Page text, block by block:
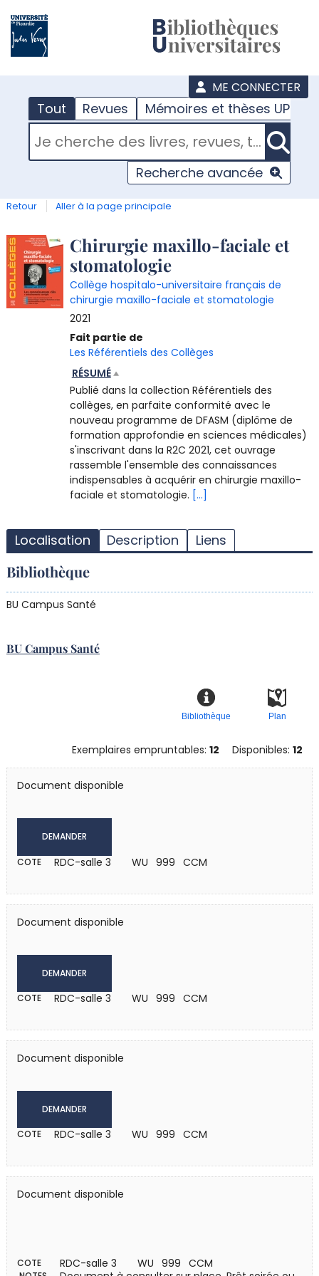
ME CONNECTER
Tout Revues Mémoires et thèses UPJV
RECHERCHER DANS "TOUT"
Recherche avancée
Retour Aller à la page principale
Détail
document
Chirurgie maxillo-faciale et
stomatologie
Collège hospitalo-universitaire français de
chirurgie maxillo-faciale et stomatologie
2021
Fait partie de
Les Référentiels des Collèges
RÉSUMÉ
Publié dans la collection Référentiels des
collèges, en parfaite conformité avec le
nouveau programme de DFASM (diplôme de
formation approfondie en sciences médicales)
s'inscrivant dans la R2C 2021, cet ouvrage
rassemble l'ensemble des connaissances
indispensables à acquérir en chirurgie maxillo-
faciale et stomatologie. [...]
Localisation Description Liens
Bibliothèque
BU Campus Santé
BU Campus Santé
Plan
Bibliothèque
Exemplaires empruntables:12 Disponibles:12
Document disponible
DEMANDER
COTE RDC-salle 3 WU 999 CCM
Document disponible
DEMANDER
COTE RDC-salle 3 WU 999 CCM
Document disponible
DEMANDER
COTE RDC-salle 3 WU 999 CCM
Document disponible
COTE RDC-salle 3 WU 999 CCM